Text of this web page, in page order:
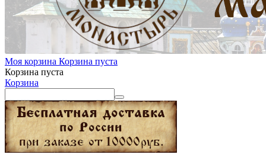
Моя корзина Корзина пуста
Корзина пуста
Корзина